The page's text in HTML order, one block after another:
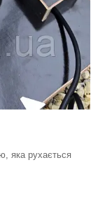
яка рухається